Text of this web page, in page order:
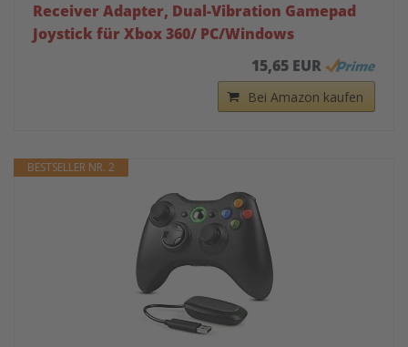
Receiver Adapter, Dual-Vibration Gamepad
Joystick für Xbox 360/ PC/Windows
15,65 EUR
Bei Amazon kaufen
BESTSELLER NR. 2